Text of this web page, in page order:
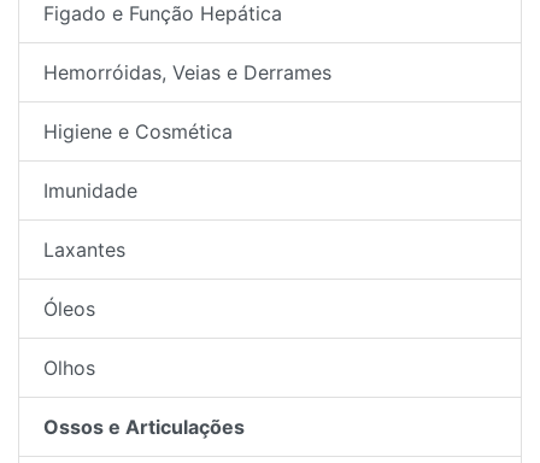
Figado e Função Hepática
Hemorróidas, Veias e Derrames
Higiene e Cosmética
Imunidade
Laxantes
Óleos
Olhos
Ossos e Articulações